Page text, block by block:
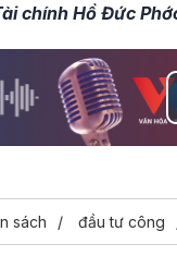
chính Hồ Đức
sách đầu tư công